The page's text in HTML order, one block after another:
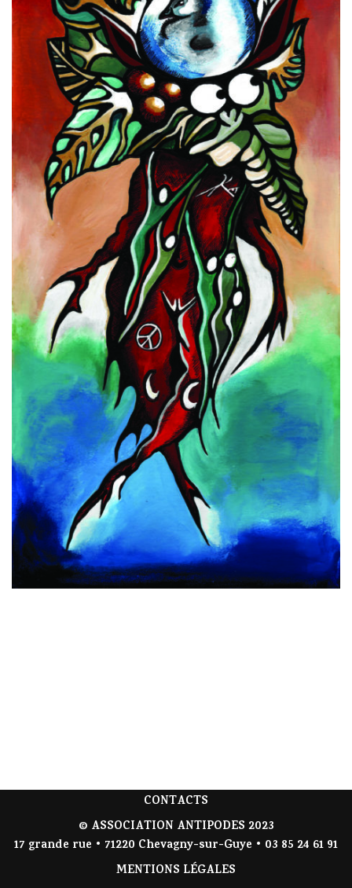
CONTACTS
© ASSOCIATION ANTIPODES 2023
17 grande rue • 71220 Chevagny-sur-Guye • 03 85 24 61 91
MENTIONS LÉGALES